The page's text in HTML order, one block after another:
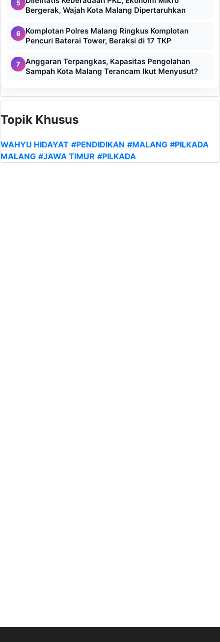
5
Bergerak, Wajah Kota Malang Dipertaruhkan
6
Komplotan Polres Malang Ringkus Komplotan
Pencuri Baterai Tower, Beraksi di 17 TKP
7
Anggaran Terpangkas, Kapasitas Pengolahan
Sampah Kota Malang Terancam Ikut Menyusut?
Topik Khusus
WAHYU HIDAYAT #PENDIDIKAN #MALANG #PILKADA
MALANG #JAWA TIMUR #PILKADA